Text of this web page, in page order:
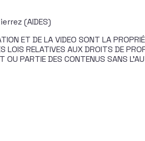
(AIDES)
ET DE LA VIDEO SONT LA
LOIS RELATIVES AUX DROITS DE
PARTIE DES CONTENUS SANS